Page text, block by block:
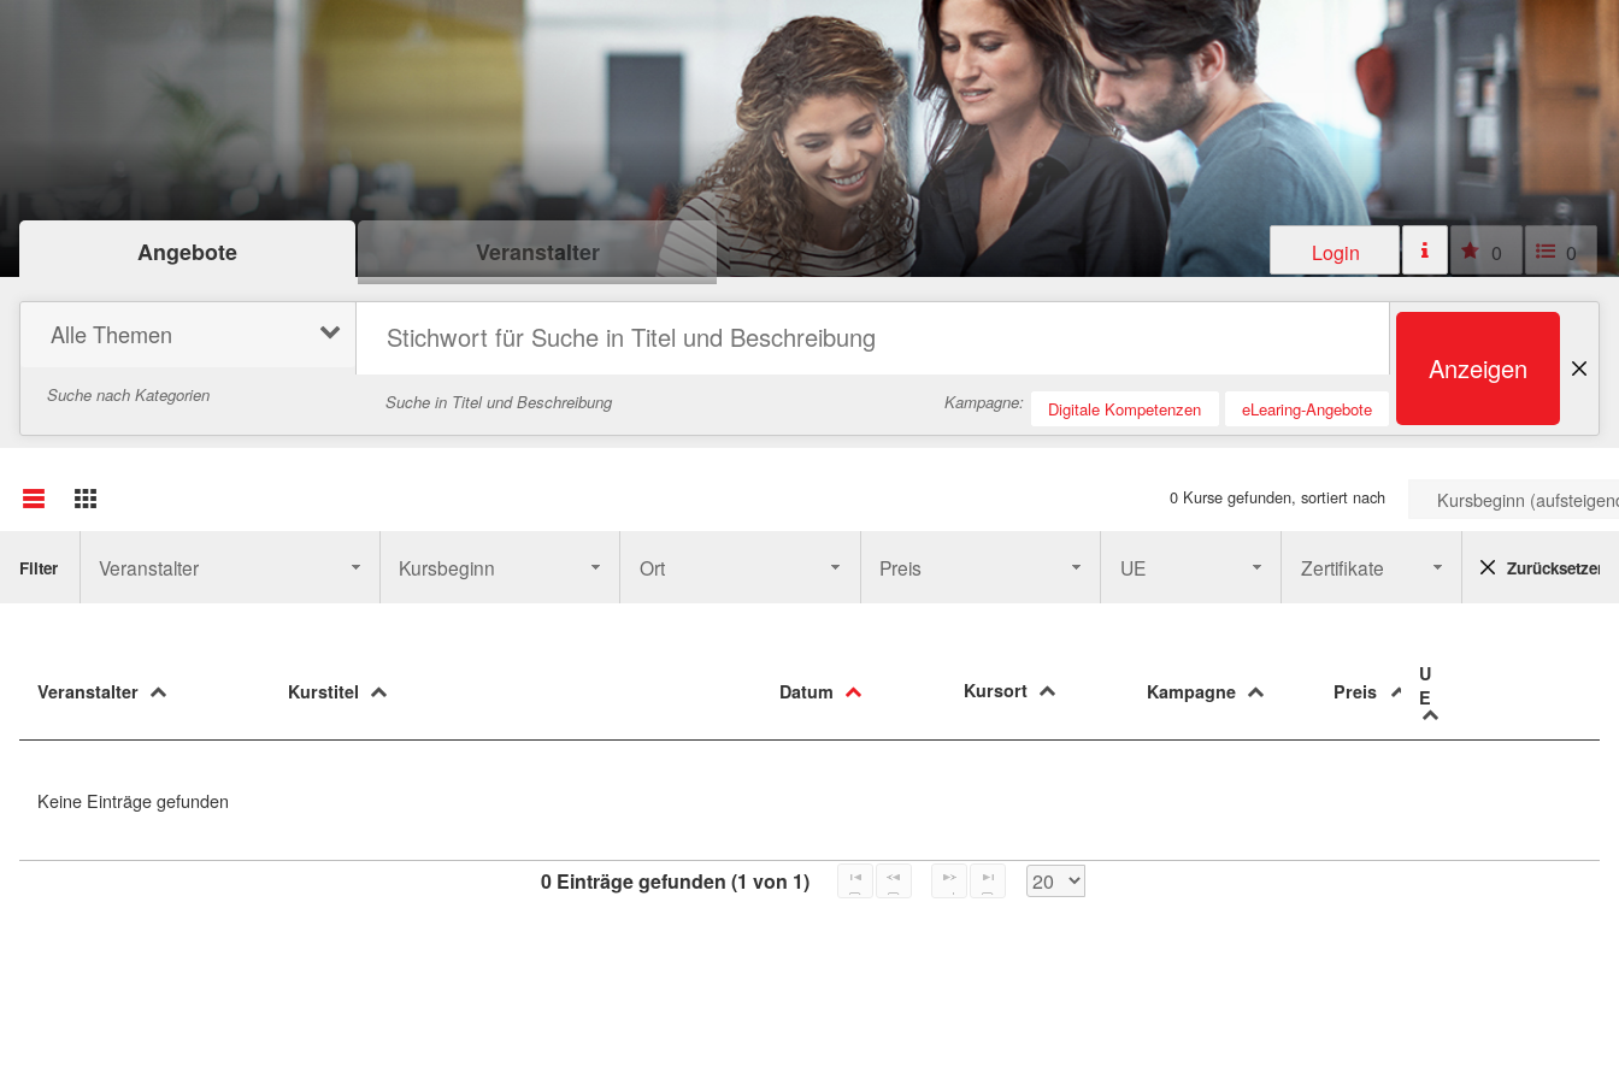
Login 0 0
Angebote Veranstalter
Alle Themen
Suche nach Kategorien Suche in Titel und Beschreibung Kampagne: Digitale Kompetenzen eLearing-Angebote
Anzeigen
0 Kurse gefunden, sortiert nach Kursbeginn
Filter Veranstalter Kursbeginn Ort Preis UE Zertifikate Zurücksetzen
Veranstalter Kurstitel Datum Kursort Kampagne Preis
U
E
Keine Einträge gefunden
0 Einträge gefunden (1 von 1)